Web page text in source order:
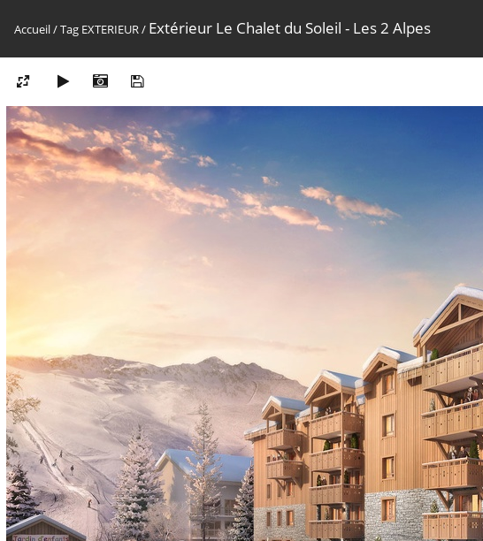
Accueil/Tag EXTERIEUR/ Extérieur Le Chalet du Soleil - Les 2 Alpes